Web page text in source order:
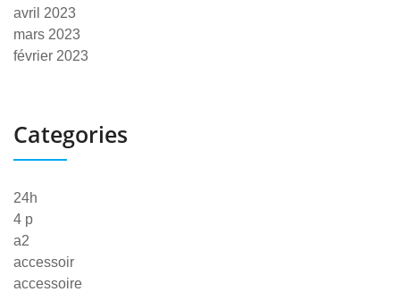
avril 2023
mars 2023
février 2023
Categories
24h
4 p
a2
accessoir
accessoire